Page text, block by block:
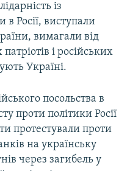
із
в Росії, виступали
вимагали від
і російських
Україні.
посольства в
проти політики Росії
протестували проти
на українську
через загибель у